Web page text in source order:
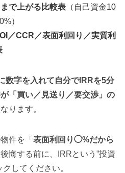
で上がる比較表 （自己資金10
）
／CCR／表面利回り／実質利
数字を入れて自分でIRRを5分
「買い／見送り／要交渉」の
ります。
件を「 表面利回り◯%だから
悔する前に、IRRという”投資
してください。